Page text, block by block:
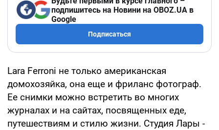
подпишитесь на Новини на OBOZ.UA в
Google
Подписаться
Lara Ferroni не только американская
домохозяйка, она еще и фриланс фотограф.
Ее снимки можно встретить во многих
журналах и на сайтах, посвященных еде,
путешествиям и стилю жизни. Студия Лары -